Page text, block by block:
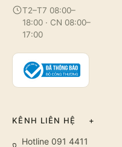
T2–T7 08:00–
18:00 · CN 08:00–
17:00
KÊNH LIÊN HỆ +
Hotline 091 4411